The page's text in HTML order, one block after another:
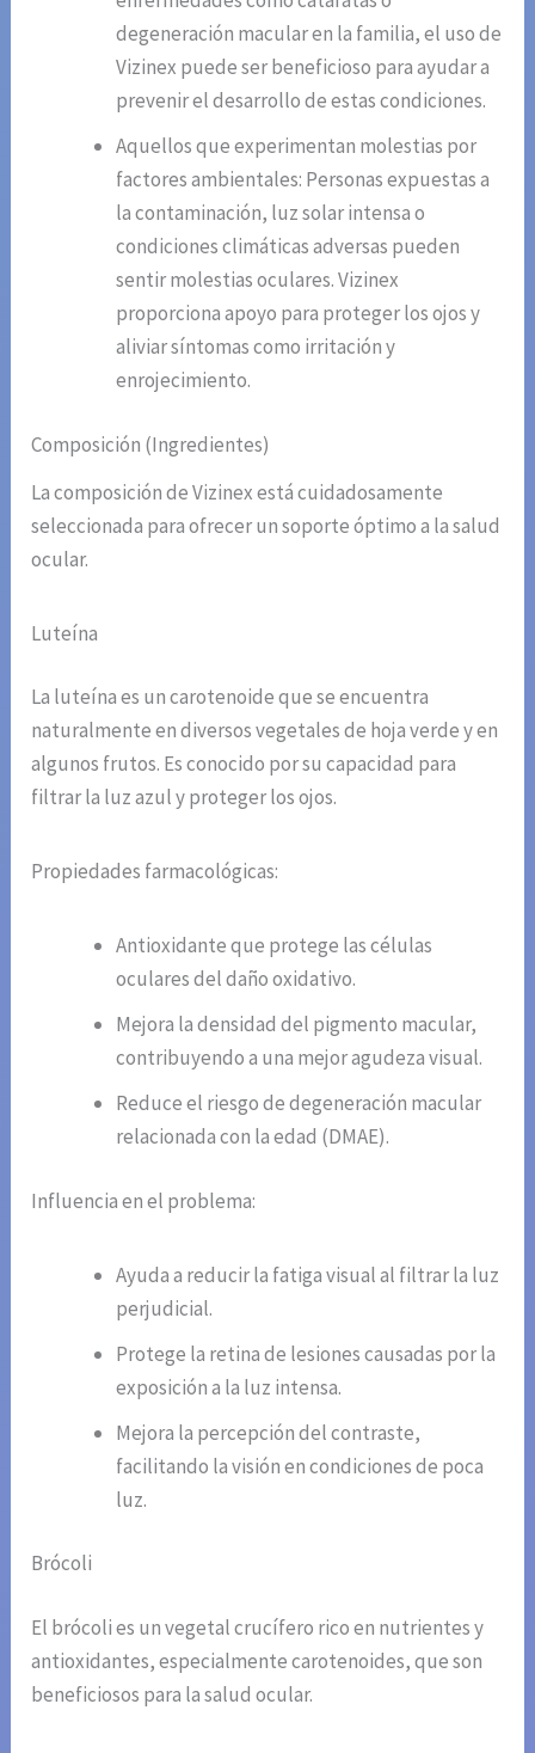
degeneración macular en la familia, el uso de
Vizinex puede ser beneficioso para ayudar a
prevenir el desarrollo de estas condiciones.
Aquellos que experimentan molestias por
factores ambientales: Personas expuestas a
la contaminación, luz solar intensa o
condiciones climáticas adversas pueden
sentir molestias oculares. Vizinex
proporciona apoyo para proteger los ojos y
aliviar síntomas como irritación y
enrojecimiento.
Composición (Ingredientes)
La composición de Vizinex está cuidadosamente
seleccionada para ofrecer un soporte óptimo a la salud
ocular.
Luteína
La luteína es un carotenoide que se encuentra
naturalmente en diversos vegetales de hoja verde y en
algunos frutos. Es conocido por su capacidad para
filtrar la luz azul y proteger los ojos.
Propiedades farmacológicas:
Antioxidante que protege las células
oculares del daño oxidativo.
Mejora la densidad del pigmento macular,
contribuyendo a una mejor agudeza visual.
Reduce el riesgo de degeneración macular
relacionada con la edad (DMAE).
Influencia en el problema:
Ayuda a reducir la fatiga visual al filtrar la luz
perjudicial.
Protege la retina de lesiones causadas por la
exposición a la luz intensa.
Mejora la percepción del contraste,
facilitando la visión en condiciones de poca
luz.
Brócoli
El brócoli es un vegetal crucífero rico en nutrientes y
antioxidantes, especialmente carotenoides, que son
beneficiosos para la salud ocular.